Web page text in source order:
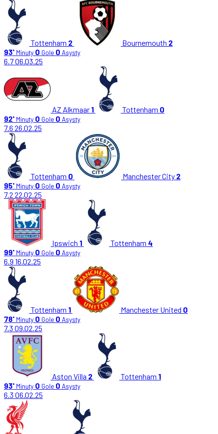
Tottenham 2 Bournemouth 2
93' Minuty 0 Gole 0 Asysty
6.706.03.25
AZ Alkmaar 1 Tottenham 0
92' Minuty 0 Gole 0 Asysty
7.6 26.02.25
Tottenham 0 Manchester City 2
95' Minuty 0 Gole 0 Asysty
7.2 22.02.25
Ipswich 1 Tottenham 4
99' Minuty 0 Gole 0 Asysty
6.9 16.02.25
Tottenham 1 Manchester United 0
78' Minuty 0 Gole 0 Asysty
7.3 09.02.25
Aston Villa 2 Tottenham 1
93' Minuty 0 Gole 0 Asysty
6.3 06.02.25